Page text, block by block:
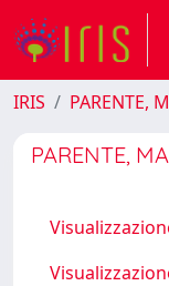
IRIS PARENTE,
PARENTE,